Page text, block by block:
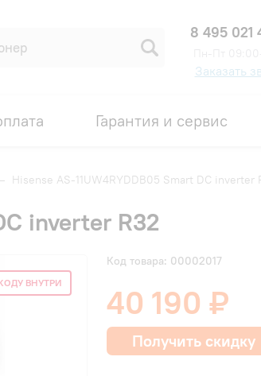
8 495 021
Заказать
Гарантия и сервис
Hisense AS-11UW4RYDDB05 Smart DC inverter
inverter R32
ВНУТРИ
Код товара: 00002017
40 190 ₽
Получить скидку